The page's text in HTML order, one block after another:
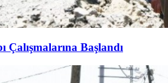
Çalışmalarına Başlandı